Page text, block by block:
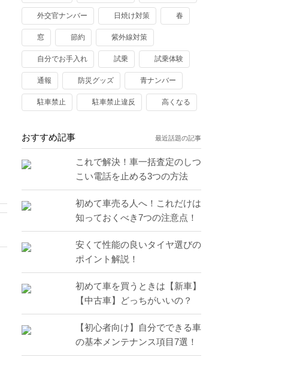
外交官ナンバー 日焼け対策 春
窓 節約 紫外線対策
自分でお手入れ 試乗 試乗体験
通報 防災グッズ 青ナンバー
駐車禁止 駐車禁止違反 高くなる
おすすめ記事 最近話題の記事
これで解決！車一括査定のしつ
こい電話を止める3つの方法
初めて車売る人へ！これだけは
知っておくべき7つの注意点！
安くて性能の良いタイヤ選びの
ポイント解説！
初めて車を買うときは【新車】
【中古車】どっちがいいの？
【初心者向け】自分でできる車
の基本メンテナンス項目7選！